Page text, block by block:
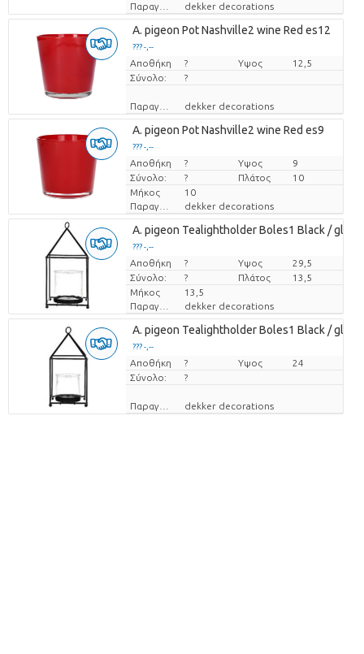
Παραγωγός
dekker decorations
A. pigeon Pot Nashville2 wine Red es12
??? -,--
Τιμή ανά τεμάχιο
Αποθήκη ? Υψος
12,5
Σύνολο:
?
Παραγωγός dekker decorations
A. pigeon Pot Nashville2 wine Red es9
??? -,--
Τιμή ανά τεμάχιο
Αποθήκη ? Υψος
9
Σύνολο:
? Πλάτος
10
Μήκος
10
Παραγωγός
dekker decorations
A. pigeon Tealightholder Boles1 Black / glass;
??? -,--
Τιμή ανά τεμάχιο
Αποθήκη ? Υψος
29,5
Σύνολο:
? Πλάτος
13,5
Μήκος
13,5
Παραγωγός
dekker decorations
A. pigeon Tealightholder Boles1 Black /
??? -,--
Τιμή ανά τεμάχιο
Αποθήκη ? Υψος
24
Σύνολο:
?
Παραγωγός dekker decorations